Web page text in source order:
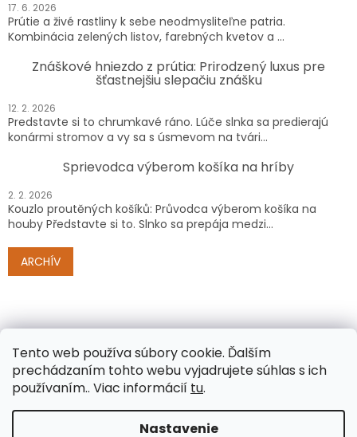
Tento web používa súbory cookie. Ďalším
prechádzaním tohto webu vyjadrujete súhlas s ich
používaním.. Viac informácií tu.
Nastavenie
17. 6. 2026
Prútie a živé rastliny k sebe neodmysliteľne patria.
Kombinácia zelených listov, farebných kvetov a ...
Znáškové hniezdo z prútia: Prirodzený luxus pre
šťastnejšiu slepačiu znášku
12. 2. 2026
Predstavte si to chrumkavé ráno. Lúče slnka sa predierajú
konármi stromov a vy sa s úsmevom na tvári...
Sprievodca výberom košíka na hríby
2. 2. 2026
Kouzlo proutěných košíků: Průvodca výberom košíka na
houby Představte si to. Slnko sa prepája medzi...
ARCHÍV